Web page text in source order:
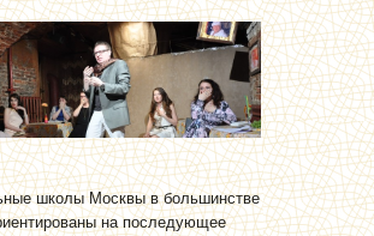
школы Москвы в большинстве
на последующее